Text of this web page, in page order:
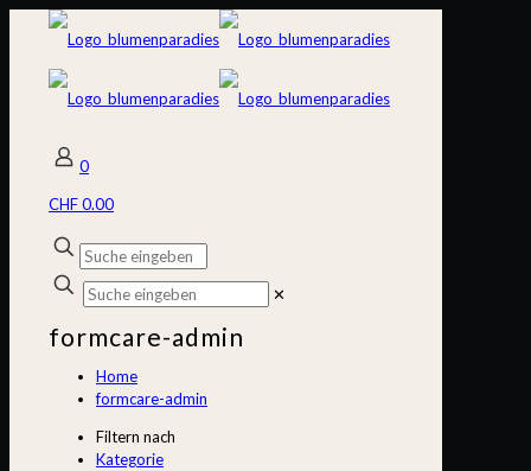
0
CHF 0.00
✕
formcare-admin
Home
formcare-admin
Filtern nach
Kategorie